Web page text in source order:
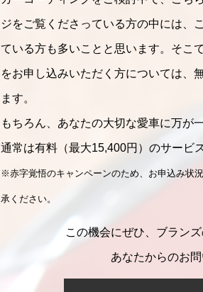
ジをご覧くださっている方の中には、
ている方も多いことと思います。そこ
をお申し込みいただく方については、
ます。
もちろん、あなたの大切な愛車に万が
通常は有料（最大15,400円）のサービ
※赤字覚悟のキャンペーンのため、お申込み状
承ください。
この機会にぜひ、ブラン
あなたからのお